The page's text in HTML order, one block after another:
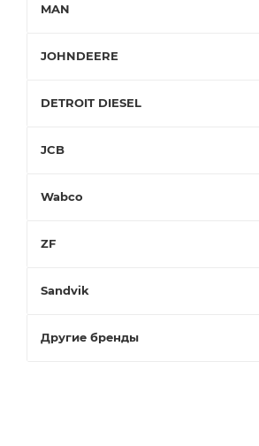
MAN
JOHNDEERE
DETROIT DIESEL
JCB
Wabco
ZF
Sandvik
Другие бренды